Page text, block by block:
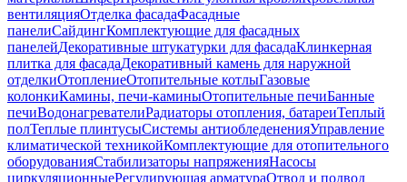
вентиляцияОтделка фасадаФасадные
панелиСайдингКомплектующие для фасадных
панелейДекоративные штукатурки для фасадаКлинкерная
плитка для фасадаДекоративный камень для наружной
отделкиОтоплениеОтопительные котлыГазовые
колонкиКамины, печи-каминыОтопительные печиБанные
печиВодонагревателиРадиаторы отопления, батареиТеплый
полТеплые плинтусыСистемы антиобледененияУправление
климатической техникойКомплектующие для отопительного
оборудованияСтабилизаторы напряженияНасосы
циркуляционныеРегулирующая арматураОтвод и подвод